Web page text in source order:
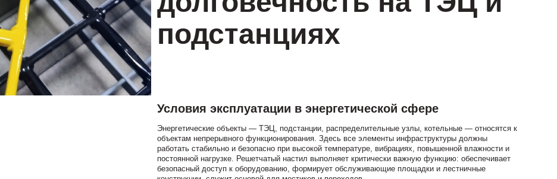
подстанциях
Условия эксплуатации в энергетической сфере
Энергетические объекты — ТЭЦ, подстанции, распределительные узлы, котельные — относятся к
объектам непрерывного функционирования. Здесь все элементы инфраструктуры должны
работать стабильно и безопасно при высокой температуре, вибрациях, повышенной влажности и
постоянной нагрузке. Решетчатый настил выполняет критически важную функцию: обеспечивает
безопасный доступ к оборудованию, формирует обслуживающие площадки и лестничные